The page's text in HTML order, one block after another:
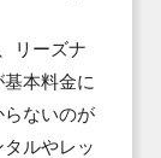
リーズナ
本料金に
ないのが
ルやレッ